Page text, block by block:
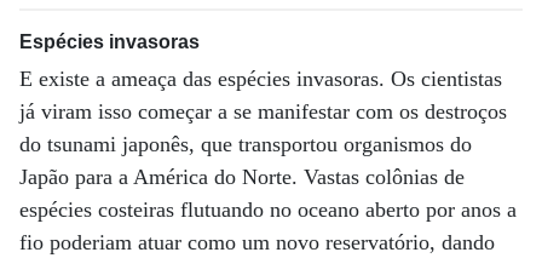
Espécies invasoras
E existe a ameaça das espécies invasoras. Os cientistas
já viram isso começar a se manifestar com os destroços
do tsunami japonês, que transportou organismos do
Japão para a América do Norte. Vastas colônias de
espécies costeiras flutuando no oceano aberto por anos a
fio poderiam atuar como um novo reservatório, dando